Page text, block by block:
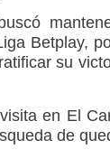
Betplay,
su
en El
de